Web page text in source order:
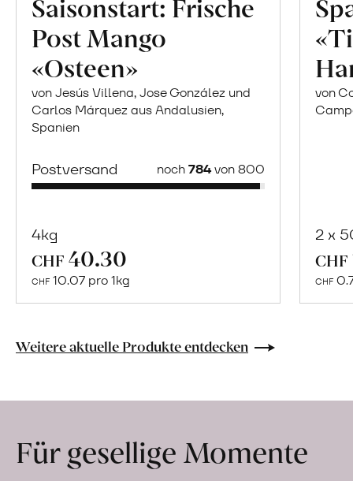
Post Mango
«Osteen»
von Jesús Villena, Jose González und
Carlos Márquez aus Andalusien,
Spanien
Postversand noch784von 800
4kg
CHF 40.30
CHF 10.07 pro 1kg
Naturbelassene
Lebensmittel
Hof
erfahren
von
2 x
CHF
CHF
Weitere aktuelle Produkte entdecken
Für gesellige Momente